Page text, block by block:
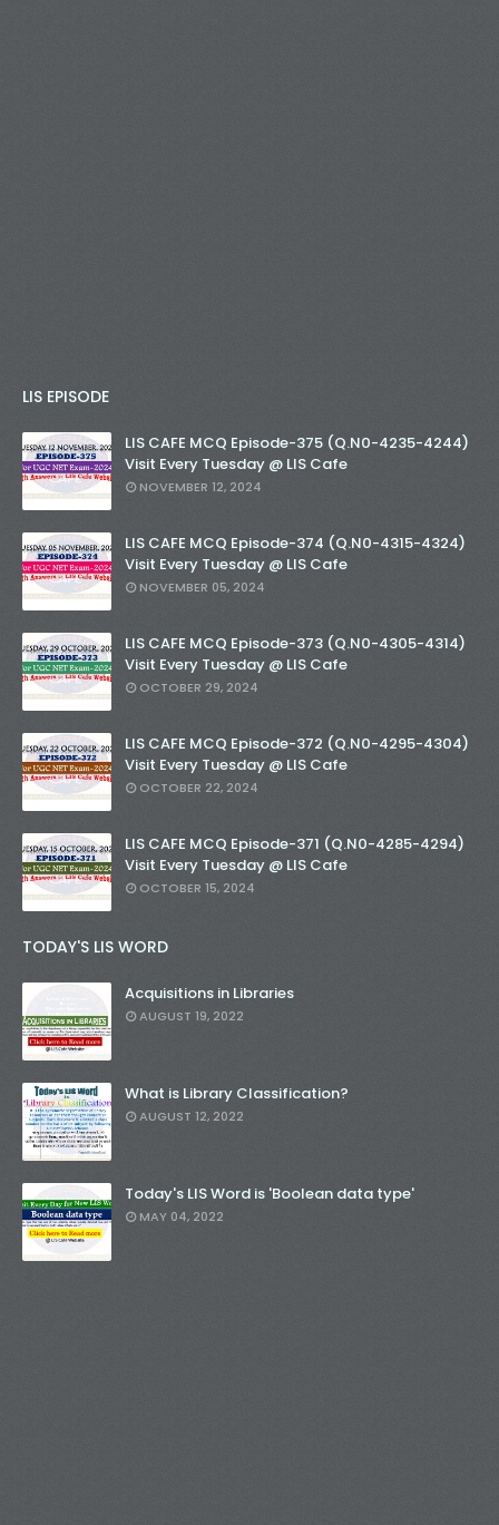
LIS EPISODE
LIS CAFE MCQ Episode-375 (Q.N0-4235-4244)
Visit Every Tuesday @ LIS Cafe
NOVEMBER 12, 2024
LIS CAFE MCQ Episode-374 (Q.N0-4315-4324)
Visit Every Tuesday @ LIS Cafe
NOVEMBER 05, 2024
LIS CAFE MCQ Episode-373 (Q.N0-4305-4314)
Visit Every Tuesday @ LIS Cafe
OCTOBER 29, 2024
LIS CAFE MCQ Episode-372 (Q.N0-4295-4304)
Visit Every Tuesday @ LIS Cafe
OCTOBER 22, 2024
LIS CAFE MCQ Episode-371 (Q.N0-4285-4294)
Visit Every Tuesday @ LIS Cafe
OCTOBER 15, 2024
TODAY'S LIS WORD
Acquisitions in Libraries
AUGUST 19, 2022
What is Library Classification?
AUGUST 12, 2022
Today's LIS Word is 'Boolean data type'
MAY 04, 2022